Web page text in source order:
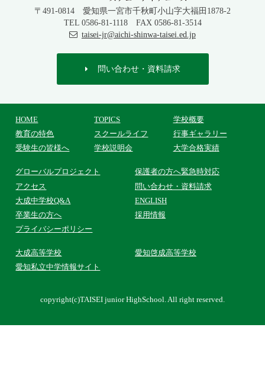
〒491-0814 愛知県一宮市千秋町小山字大福田1878-2
TEL 0586-81-1118 FAX 0586-81-3514
taisei-jr@aichi-shinwa-taisei.ed.jp
問い合わせ・資料請求
HOME TOPICS
学校概要
教育の特色
スクールライフ
行事ギャラリー
受験生の皆様へ
学校説明会 大学合格実績
グローバルプロジェクト 保護者の方へ緊急時対応
アクセス
問い合わせ・ 資料請求
大成中学校Q&A
ENGLISH
卒業生の方へ
採用情報
プライバシーポリシー
大成高等学校
愛知啓成高等学校
愛知私立中学情報サイト
copyright(c)TAISEI junior HighSchool. All right reserved.